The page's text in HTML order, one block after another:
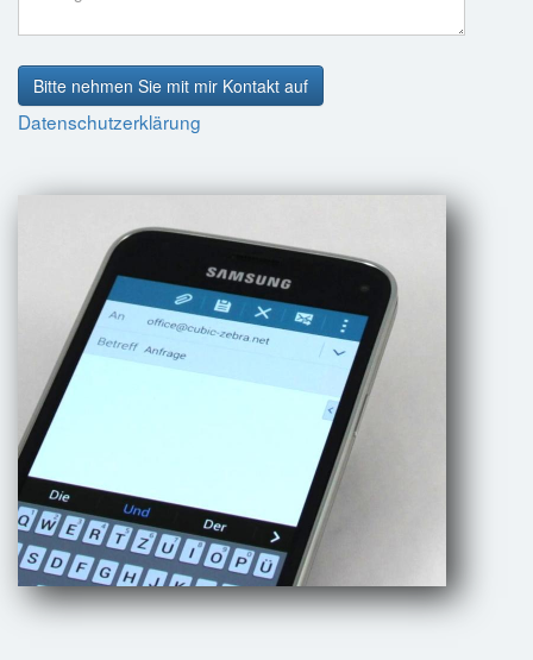
Bitte nehmen Sie mit mir Kontakt auf
Datenschutzerklärung